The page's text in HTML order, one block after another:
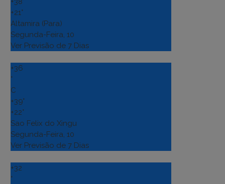
+21°
Altamira (Para)
Segunda-Feira, 10
Ver Previsão de 7 Dias
+36
°
C
+39°
+22°
Sao Felix do Xingu
Segunda-Feira, 10
Ver Previsão de 7 Dias
+32
°